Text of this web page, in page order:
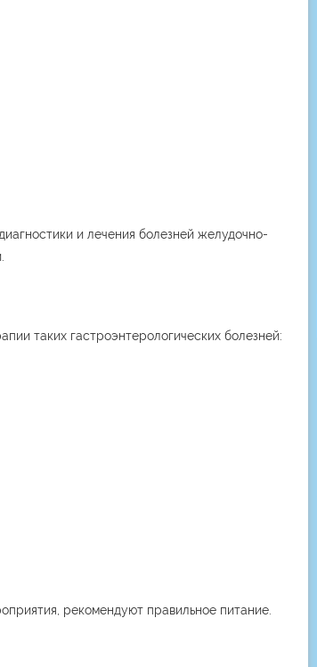
и лечения болезней желудочно-
таких гастроэнтерологических болезней:
рекомендуют правильное питание.